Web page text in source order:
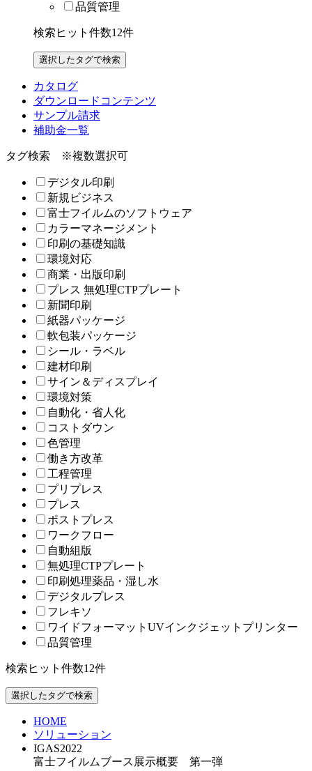
品質管理
検索ヒット件数12件
カタログ
ダウンロードコンテンツ
サンプル請求
補助金一覧
タグ検索 ※複数選択可
デジタル印刷
新規ビジネス
富士フイルムのソフトウェア
カラーマネージメント
印刷の基礎知識
環境対応
商業・出版印刷
プレス 無処理CTPプレート
新聞印刷
紙器パッケージ
軟包装パッケージ
シール・ラベル
建材印刷
サイン＆ディスプレイ
環境対策
自動化・省人化
コストダウン
色管理
働き方改革
工程管理
プリプレス
プレス
ポストプレス
ワークフロー
自動組版
無処理CTPプレート
印刷処理薬品・湿し水
デジタルプレス
フレキソ
ワイドフォーマットUVインクジェットプリンター
品質管理
検索ヒット件数12件
HOME
ソリューション
IGAS2022
富士フイルムブース展示概要 第一弾